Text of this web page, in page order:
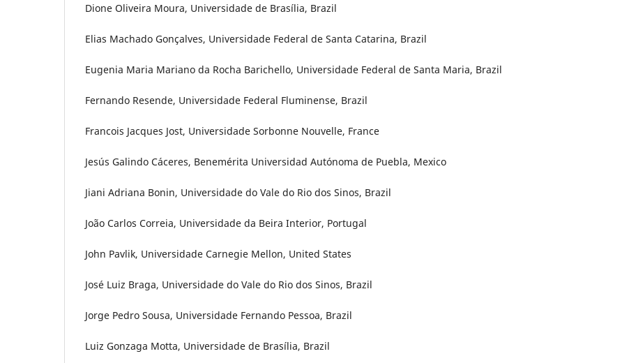
Dione Oliveira Moura, Universidade de Brasília, Brazil
Elias Machado Gonçalves, Universidade Federal de Santa Catarina, Brazil
Eugenia Maria Mariano da Rocha Barichello, Universidade Federal de Santa Maria, Brazil
Fernando Resende, Universidade Federal Fluminense, Brazil
Francois Jacques Jost, Universidade Sorbonne Nouvelle, France
Jesús Galindo Cáceres, Benemérita Universidad Autónoma de Puebla, Mexico
Jiani Adriana Bonin, Universidade do Vale do Rio dos Sinos, Brazil
João Carlos Correia, Universidade da Beira Interior, Portugal
John Pavlik, Universidade Carnegie Mellon, United States
José Luiz Braga, Universidade do Vale do Rio dos Sinos, Brazil
Jorge Pedro Sousa, Universidade Fernando Pessoa, Brazil
Luiz Gonzaga Motta, Universidade de Brasília, Brazil